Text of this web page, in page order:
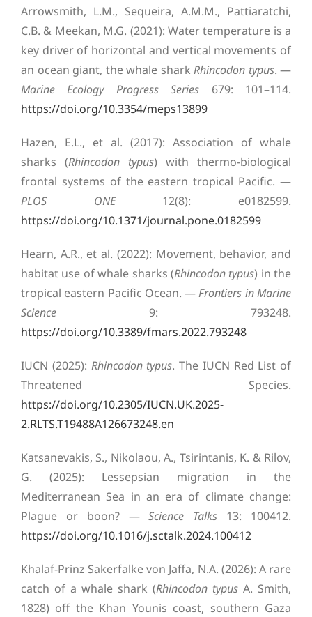
Arrowsmith, L.M., Sequeira, A.M.M., Pattiaratchi,
C.B. & Meekan, M.G. (2021): Water temperature is a
key driver of horizontal and vertical movements of
an ocean giant, the whale shark Rhincodon typus. —
Marine Ecology Progress Series 679: 101–114.
https://doi.org/10.3354/meps13899
Hazen, E.L., et al. (2017): Association of whale
sharks (Rhincodon typus) with thermo-biological
frontal systems of the eastern tropical Pacific. —
PLOS ONE12(8): e0182599.
https://doi.org/10.1371/journal.pone.0182599
Hearn, A.R., et al. (2022): Movement, behavior, and
habitat use of whale sharks (Rhincodon typus) in the
tropical eastern Pacific Ocean. —Frontiers in Marine
Science 9: 793248.
https://doi.org/10.3389/fmars.2022.793248
IUCN (2025): Rhincodon typus. The IUCN Red List of
Threatened Species.
https://doi.org/10.2305/IUCN.UK.2025-
2.RLTS.T19488A126673248.en
Katsanevakis, S., Nikolaou, A., Tsirintanis, K. & Rilov,
G. (2025): Lessepsian migration in the
Mediterranean Sea in an era of climate change:
Plague or boon? —Science Talks 13: 100412.
https://doi.org/10.1016/j.sctalk.2024.100412
Khalaf-Prinz Sakerfalke von Jaffa, N.A. (2026): A rare
catch of a whale shark (Rhincodon typus A. Smith,
1828) off the Khan Younis coast, southern Gaza